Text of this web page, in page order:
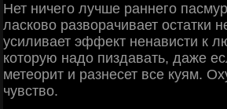
Нет ничего лучше раннего
ласково разворачивает остатки
усиливает эффект ненависти к
которую надо пиздавать, даже
метеорит и разнесет все куям.
чувство.